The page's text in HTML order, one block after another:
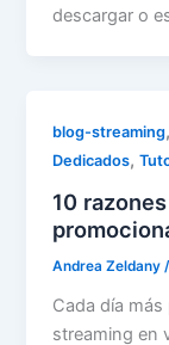
descargar o
blog-streaming
Dedicados,
10
Andrea Zeldany
Cada día
streaming en